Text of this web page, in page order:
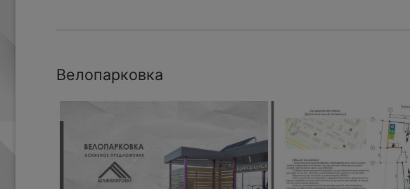
Велопарковка